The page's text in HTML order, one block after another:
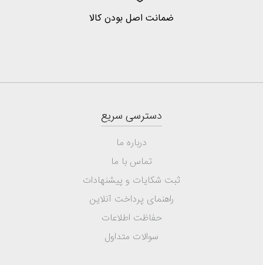
ضمانت اصل بودن کالا
دسترسی سریع
درباره ما
تماس با ما
ثبت شکایات و پیشنهادات
راهنمای پرداخت آنلاین
حفاظت اطلاعات
سوالات متداول